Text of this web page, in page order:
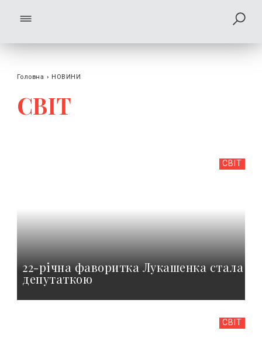
Головна › НОВИНИ
СВІТ
СВІТ
22-річна фаворитка Лукашенка стала
депутаткою
СВІТ